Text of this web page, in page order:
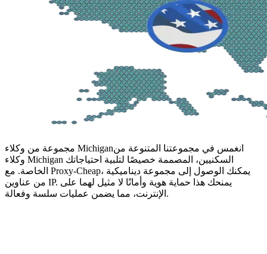
مجموعة من وكلاء Michiganانغمس في مجموعتنا المتنوعة من
وكلاء Michigan السكنيين، المصممة خصيصًا لتلبية احتياجاتك
الخاصة. مع Proxy-Cheap، يمكنك الوصول إلى مجموعة ديناميكية
من عناوين IP. يمنحك هذا حماية هوية وأمانًا لا مثيل لهما على
الإنترنت، مما يضمن عمليات سلسة وفعالة.